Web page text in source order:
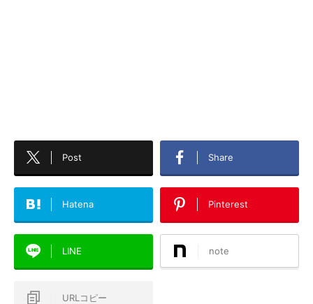
Post Share
Hatena Pinterest
LINE note
URLコピー